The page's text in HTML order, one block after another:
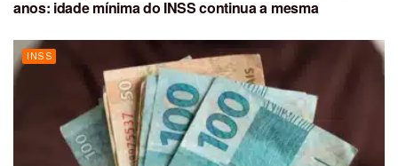
anos: idade mínima do INSS continua a mesma
INSS